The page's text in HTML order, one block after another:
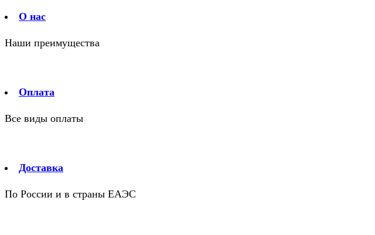
О нас
Наши преимущества
Оплата
Все виды оплаты
Доставка
По России и в страны ЕАЭС